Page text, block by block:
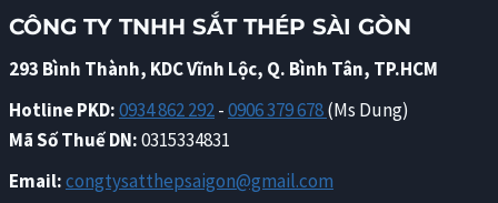
CÔNG TY TNHH SẮT THÉP SÀI GÒN
293 Bình Thành, KDC Vĩnh Lộc, Q. Bình Tân, TP.HCM
Hotline PKD:0934 862 292-0906 379 678(Ms Dung)
Mã Số Thuế DN:0315334831
Email:congtysatthepsaigon@gmail.com